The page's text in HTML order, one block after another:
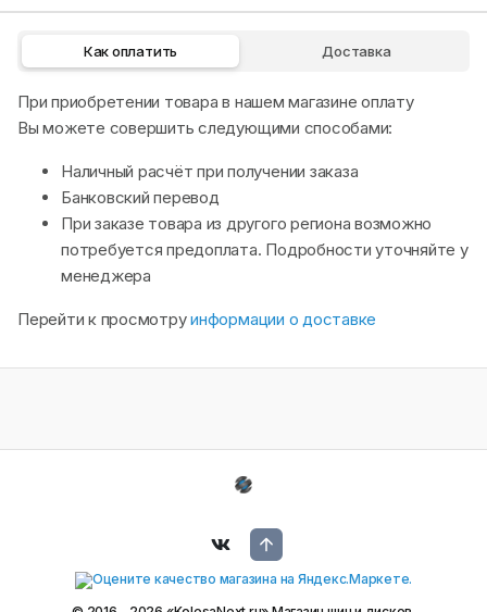
Как оплатить Доставка
При приобретении товара в нашем магазине оплату
Вы можете совершить следующими способами:
Наличный расчёт при получении заказа
Банковский перевод
При заказе товара из другого региона возможно
потребуется предоплата. Подробности уточняйте у
менеджера
Перейти к просмотруинформации о доставке